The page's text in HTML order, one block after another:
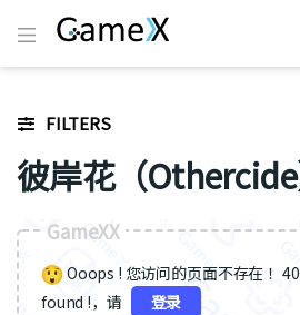
FILTERS
彼岸花（Othercide
GameXX
Ooops ! 您访问的页面不存在 ！
found !，请
登录